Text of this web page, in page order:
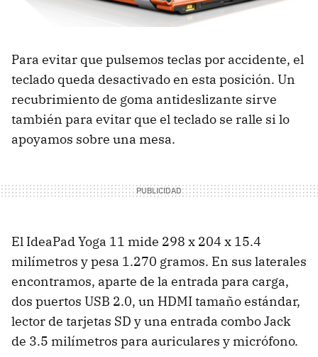
Para evitar que pulsemos teclas por accidente, el
teclado queda desactivado en esta posición. Un
recubrimiento de goma antideslizante sirve
también para evitar que el teclado se ralle si lo
apoyamos sobre una mesa.
El IdeaPad Yoga 11 mide 298 x 204 x 15.4
milímetros y pesa 1.270 gramos. En sus laterales
encontramos, aparte de la entrada para carga,
dos puertos USB 2.0, un HDMI tamaño estándar,
lector de tarjetas SD y una entrada combo Jack
de 3.5 milímetros para auriculares y micrófono.